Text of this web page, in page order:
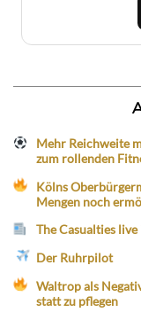
Mehr Reichweite
zum rollenden
Kölns
Mengen noch
The Casualties
Der Ruhrpilot
Waltrop als
statt zu pflegen